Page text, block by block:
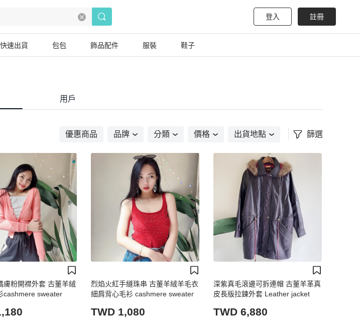
登入 註冊
快速出貨 包包 飾品配件 服裝 鞋子
用戶
優惠商品 品牌 分類 價格 出貨地點 篩選
膚粉開襟外套 古董羊絨
cashmere sweater
烈焰火紅手縫珠串 古董羊絨羊毛衣
細肩背心毛衫 cashmere sweater
TWD 1,080
深紫真毛滾邊可拆連帽 古董羊革真
皮長版拉鍊外套 Leather jacket
TWD 6,880